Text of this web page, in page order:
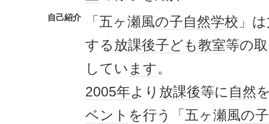
自己紹介 「五ヶ瀬風の子自然学校」は
する放課後子ども教室等の
してい ます。
2005年より 放課後等に 自然
ベント を行う「五ヶ瀬風の子